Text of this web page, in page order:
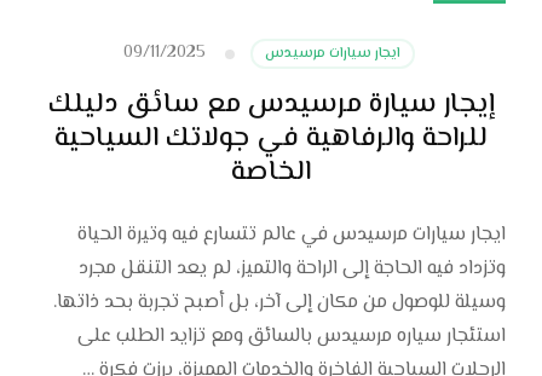
ايجار سيارات مرسيدس 09/11/2025
إيجار سيارة مرسيدس مع سائق دليلك
للراحة والرفاهية في جولاتك السياحية
الخاصة
ايجار سيارات مرسيدس في عالم تتسارع فيه وتيرة الحياة
وتزداد فيه الحاجة إلى الراحة والتميز، لم يعد التنقل مجرد
وسيلة للوصول من مكان إلى آخر، بل أصبح تجربة بحد ذاتها.
استئجار سياره مرسيدس بالسائق ومع تزايد الطلب على